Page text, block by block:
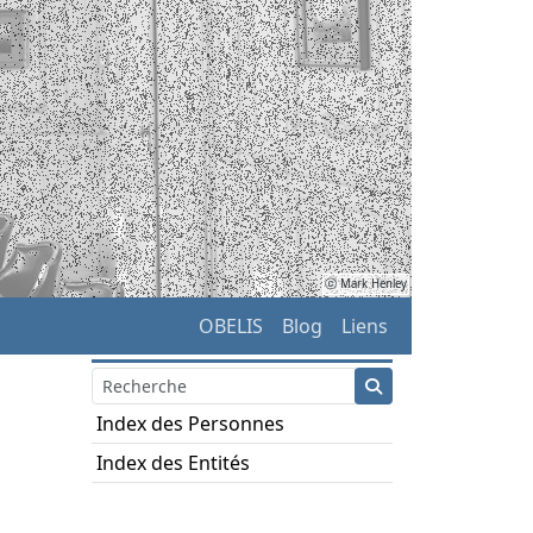
ⓒ Mark Henley
OBELIS Blog Liens
Index des Personnes
Index des Entités